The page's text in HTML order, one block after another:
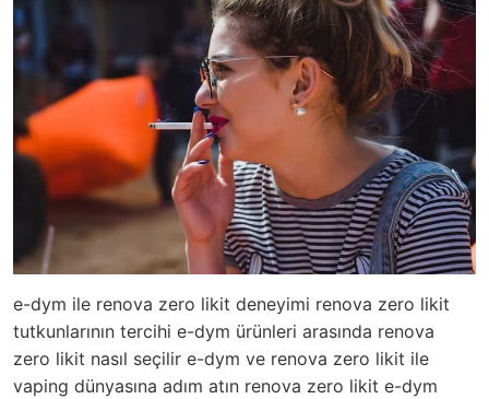
e-dym ile renova zero likit deneyimi renova zero likit
tutkunlarının tercihi e-dym ürünleri arasında renova
zero likit nasıl seçilir e-dym ve renova zero likit ile
vaping dünyasına adım atın renova zero likit e-dym